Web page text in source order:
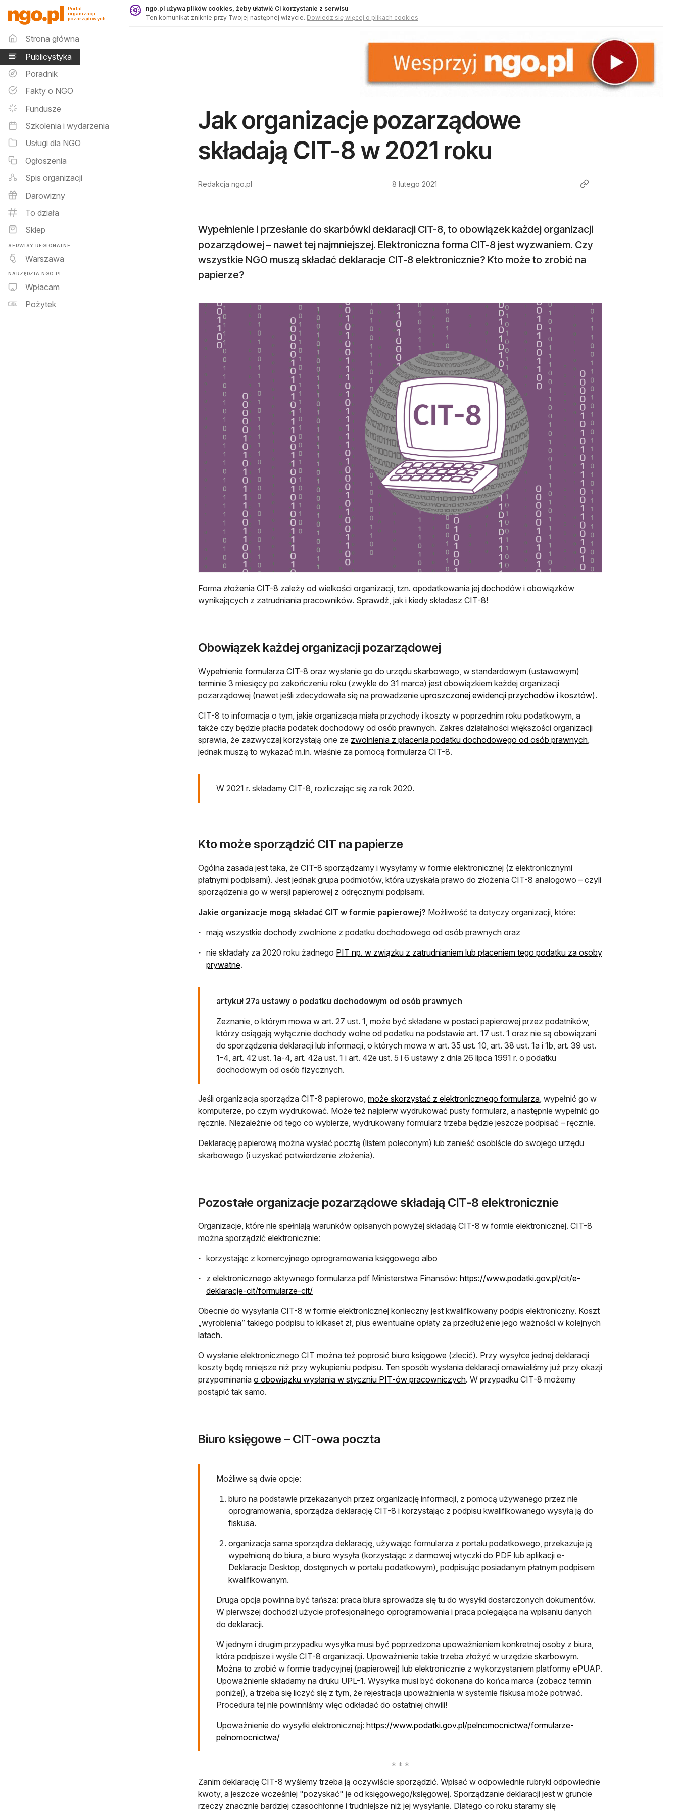
Publicystyka - ngo.pl
Portal
organizacji
pozarządowych
Menu główne
Strona główna
Publicystyka
Poradnik
Fakty o NGO
Fundusze
Szkolenia i wydarzenia
Usługi dla NGO
Ogłoszenia
Spis organizacji
Darowizny
To działa
Sklep
SERWISY REGIONALNE
Warszawa
NARZĘDZIA NGO.PL
Wpłacam
Pożytek
ngo.pl używa plików cookies, żeby ułatwić Ci korzystanie z serwisu
Ten komunikat zniknie przy Twojej następnej wizycie. Dowiedz się więcej o plikach cookies
Jak organizacje pozarządowe
składają CIT-8 w 2021 roku
Redakcja ngo.pl 8 lutego 2021
Wypełnienie i przesłanie do skarbówki deklaracji CIT-8, to obowiązek każdej organizacji
pozarządowej – nawet tej najmniejszej. Elektroniczna forma CIT-8 jest wyzwaniem. Czy
wszystkie NGO muszą składać deklaracje CIT-8 elektronicznie? Kto może to zrobić na
papierze?
Forma złożenia CIT-8 zależy od wielkości organizacji, tzn. opodatkowania jej dochodów i obowiązków
wynikających z zatrudniania pracowników. Sprawdź, jak i kiedy składasz CIT-8!
Obowiązek każdej organizacji pozarządowej
Wypełnienie formularza CIT-8 oraz wysłanie go do urzędu skarbowego, w standardowym (ustawowym)
terminie 3 miesięcy po zakończeniu roku (zwykle do 31 marca) jest obowiązkiem każdej organizacji
pozarządowej (nawet jeśli zdecydowała się na prowadzenie uproszczonej ewidencji przychodów i kosztów).
CIT-8 to informacja o tym, jakie organizacja miała przychody i koszty w poprzednim roku podatkowym, a
także czy będzie płaciła podatek dochodowy od osób prawnych. Zakres działalności większości organizacji
sprawia, że zazwyczaj korzystają one ze zwolnienia z płacenia podatku dochodowego od osób prawnych,
jednak muszą to wykazać m.in. właśnie za pomocą formularza CIT-8.
W 2021 r. składamy CIT-8, rozliczając się za rok 2020.
Kto może sporządzić CIT na papierze
Ogólna zasada jest taka, że CIT-8 sporządzamy i wysyłamy w formie elektronicznej (z elektronicznymi
płatnymi podpisami). Jest jednak grupa podmiotów, która uzyskała prawo do złożenia CIT-8 analogowo – czyli
sporządzenia go w wersji papierowej z odręcznymi podpisami.
Jakie organizacje mogą składać CIT w formie papierowej? Możliwość ta dotyczy organizacji, które:
mają wszystkie dochody zwolnione z podatku dochodowego od osób prawnych oraz
nie składały za 2020 roku żadnego PIT np. w związku z zatrudnianiem lub płaceniem tego podatku za osoby
prywatne.
artykuł 27a ustawy o podatku dochodowym od osób prawnych
Zeznanie, o którym mowa w art. 27 ust. 1, może być składane w postaci papierowej przez podatników,
którzy osiągają wyłącznie dochody wolne od podatku na podstawie art. 17 ust. 1 oraz nie są obowiązani
do sporządzenia deklaracji lub informacji, o których mowa w art. 35 ust. 10, art. 38 ust. 1a i 1b, art. 39 ust.
1-4, art. 42 ust. 1a-4, art. 42a ust. 1 i art. 42e ust. 5 i 6 ustawy z dnia 26 lipca 1991 r. o podatku
dochodowym od osób fizycznych.
Jeśli organizacja sporządza CIT-8 papierowo, może skorzystać z elektronicznego formularzaotwiera się w nowej karcie
, wypełnić go w
komputerze, po czym wydrukować. Może też najpierw wydrukować pusty formularz, a następnie wypełnić go
ręcznie. Niezależnie od tego co wybierze, wydrukowany formularz trzeba będzie jeszcze podpisać – ręcznie.
Deklarację papierową można wysłać pocztą (listem poleconym) lub zanieść osobiście do swojego urzędu
skarbowego (i uzyskać potwierdzenie złożenia).
Pozostałe organizacje pozarządowe składają CIT-8 elektronicznie
Organizacje, które nie spełniają warunków opisanych powyżej składają CIT-8 w formie elektronicznej. CIT-8
można sporządzić elektronicznie:
korzystając z komercyjnego oprogramowania księgowego albo
z elektronicznego aktywnego formularza pdf Ministerstwa Finansów: https://www.podatki.gov.pl/cit/e-
deklaracje-cit/formularze-cit/otwiera się w nowej karcie
Obecnie do wysyłania CIT-8 w formie elektronicznej konieczny jest kwalifikowany podpis elektroniczny. Koszt
„wyrobienia” takiego podpisu to kilkaset zł, plus ewentualne opłaty za przedłużenie jego ważności w kolejnych
latach.
O wysłanie elektronicznego CIT można też poprosić biuro księgowe (zlecić). Przy wysyłce jednej deklaracji
koszty będę mniejsze niż przy wykupieniu podpisu. Ten sposób wysłania deklaracji omawialiśmy już przy okazji
przypominania o obowiązku wysłania w styczniu PIT-ów pracowniczych. W przypadku CIT-8 możemy
postąpić tak samo.
Biuro księgowe – CIT-owa poczta
Możliwe są dwie opcje:
biuro na podstawie przekazanych przez organizację informacji, z pomocą używanego przez nie
oprogramowania, sporządza deklarację CIT-8 i korzystając z podpisu kwalifikowanego wysyła ją do
fiskusa.
organizacja sama sporządza deklarację, używając formularza z portalu podatkowego, przekazuje ją
wypełnioną do biura, a biuro wysyła (korzystając z darmowej wtyczki do PDF lub aplikacji e-
Deklaracje Desktop, dostępnych w portalu podatkowym), podpisując posiadanym płatnym podpisem
kwalifikowanym.
Druga opcja powinna być tańsza: praca biura sprowadza się tu do wysyłki dostarczonych dokumentów.
W pierwszej dochodzi użycie profesjonalnego oprogramowania i praca polegająca na wpisaniu danych
do deklaracji.
W jednym i drugim przypadku wysyłka musi być poprzedzona upoważnieniem konkretnej osoby z biura,
która podpisze i wyśle CIT-8 organizacji. Upoważnienie takie trzeba złożyć w urzędzie skarbowym.
Można to zrobić w formie tradycyjnej (papierowej) lub elektronicznie z wykorzystaniem platformy ePUAP.
Upoważnienie składamy na druku UPL-1. Wysyłka musi być dokonana do końca marca (zobacz termin
poniżej), a trzeba się liczyć się z tym, że rejestracja upoważnienia w systemie fiskusa może potrwać.
Procedura tej nie powinniśmy więc odkładać do ostatniej chwili!
Upoważnienie do wysyłki elektronicznej: https://www.podatki.gov.pl/pelnomocnictwa/formularze-
pelnomocnictwa/otwiera się w nowej karcie
Zanim deklarację CIT-8 wyślemy trzeba ją oczywiście sporządzić. Wpisać w odpowiednie rubryki odpowiednie
kwoty, a jeszcze wcześniej "pozyskać" je od księgowego/księgowej. Sporządzanie deklaracji jest w gruncie
rzeczy znacznie bardziej czasochłonne i trudniejsze niż jej wysyłanie. Dlatego co roku staramy się